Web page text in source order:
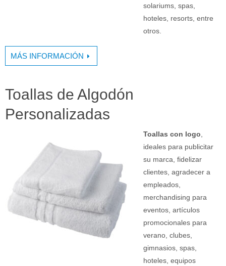
solariums, spas,
hoteles, resorts, entre
otros.
MÁS INFORMACIÓN
Toallas de Algodón
Personalizadas
Toallas con logo
ideales para publicitar
su marca, fidelizar
clientes, agradecer a
empleados,
merchandising para
eventos, artículos
promocionales para
verano, clubes,
gimnasios, spas,
hoteles, equipos